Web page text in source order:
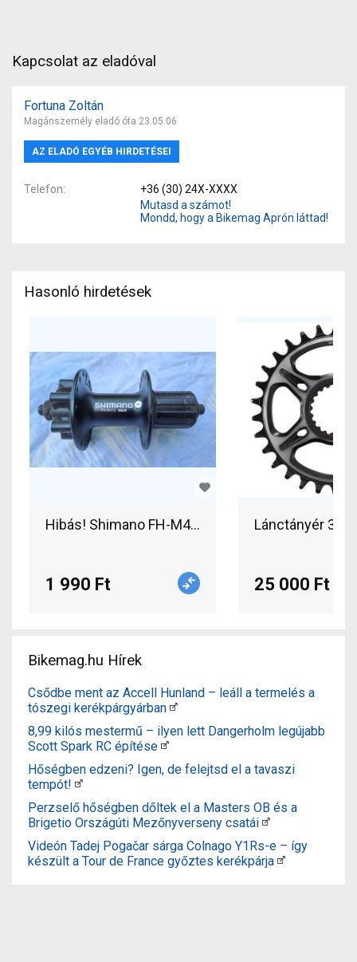
Kapcsolat az eladóval
Fortuna Zoltán
Magánszemély eladó óta 23.05.06
AZ ELADÓ EGYÉB HIRDETÉSEI
Telefon
+36 (30) 24X-XXXX
Mutasd a számot!
Mondd, hogy a Bikemag Aprón láttad!
Hasonló hirdetések
Hibás! Shimano FH-M475 Viam hátsó kerékpár
1 990 Ft
Lánctányér 32T
25 000 Ft
Bikemag.hu Hírek
Csődbe ment az Accell Hunland – leáll a termelés a
tószegi kerékpárgyárban
8,99 kilós mestermű – ilyen lett Dangerholm legújabb
Scott Spark RC építése
Hőségben edzeni? Igen, de felejtsd el a tavaszi
tempót!
Perzselő hőségben dőltek el a Masters OB és a
Brigetio Országúti Mezőnyverseny csatái
Videón Tadej Pogačar sárga Colnago Y1Rs-e – így
készült a Tour de France győztes kerékpárja